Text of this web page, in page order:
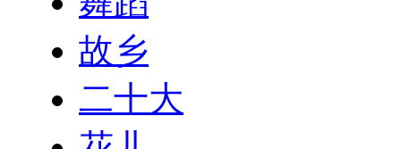
故乡
二十大